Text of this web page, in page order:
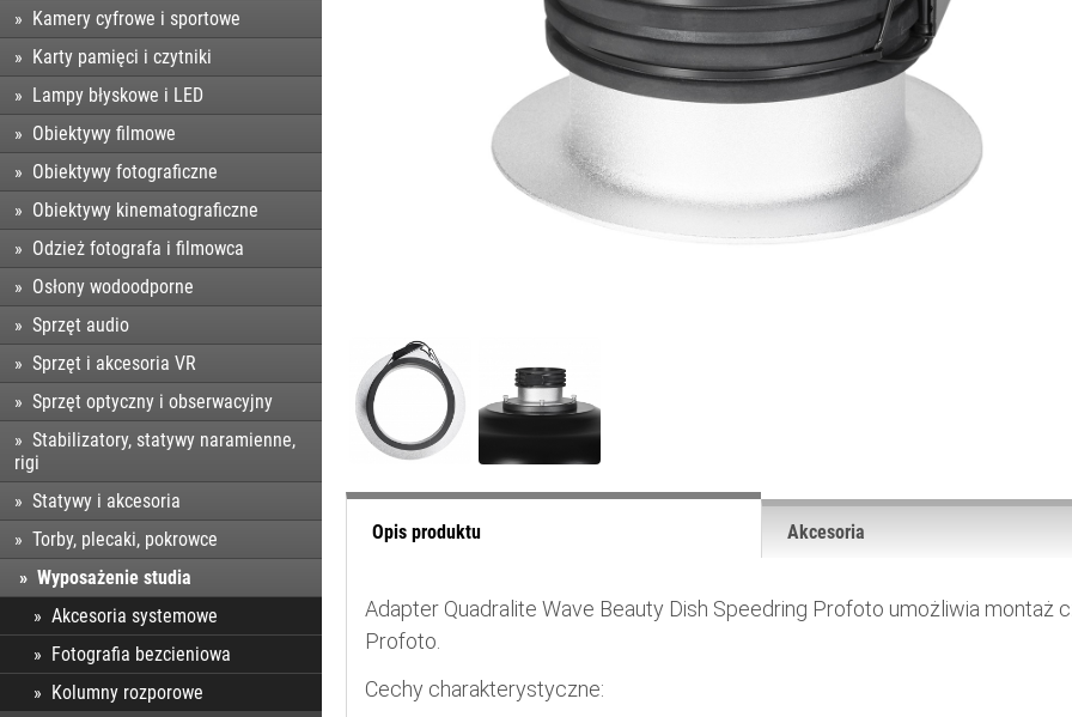
Opis produktu Akcesoria
Adapter Quadralite Wave Beauty Dish Speedring Profoto umożliwia montaż
Profoto.
Cechy charakterystyczne:
Kamery cyfrowe i sportowe
Karty pamięci i czytniki
Lampy błyskowe i LED
Obiektywy filmowe
Obiektywy fotograficzne
Obiektywy kinematograficzne
Odzież fotografa i filmowca
Osłony wodoodporne
Sprzęt audio
Sprzęt i akcesoria VR
Sprzęt optyczny i obserwacyjny
Stabilizatory, statywy naramienne,
rigi
Statywy i akcesoria
Torby, plecaki, pokrowce
Wyposażenie studia
Akcesoria systemowe
Fotografia bezcieniowa
Kolumny rozporowe